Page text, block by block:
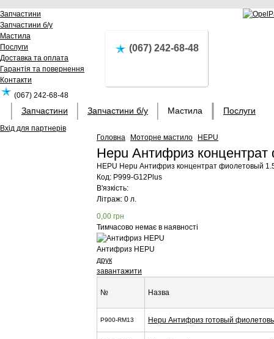
Запчастини
Запчастини б/у
Мастила
Послуги
Доставка та оплата
Гарантія та повернення
Контакти
(067) 242-68-48
Вхід для партнерів
(067) 242-68-48
Запчастини Запчастини б/у Мастила Послуги
Головна Моторне мастило HEPU
Hepu Антифриз
HEPU Hepu Антифриз концентрат фиолетовый
Код: P999-G12Plus
В'язкість:
Літраж: 0 л.
0,00 грн
Тимчасово немає в наявності
Антифриз HEPU
друк
завантажити
№ Назва
P900-RM13 Hepu Антифриз готовый